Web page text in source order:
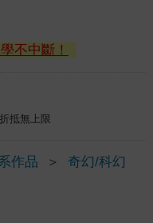
不中斷！
折抵無上限
作品 ＞ 奇幻/科幻